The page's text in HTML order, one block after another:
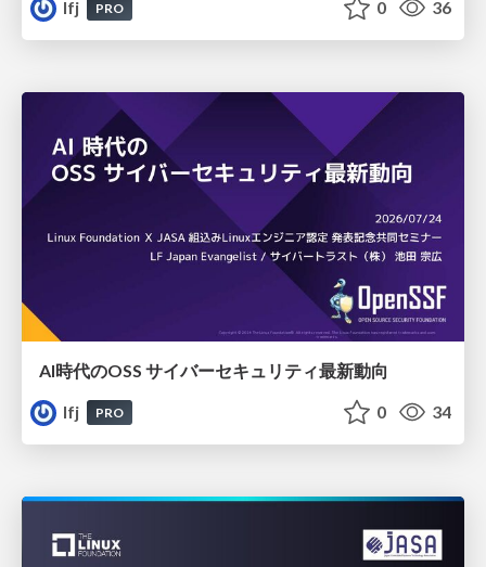
lfj
PRO 0 36
AI時代のOSS サイバーセキュリティ最新動向
lfj
PRO 0 34